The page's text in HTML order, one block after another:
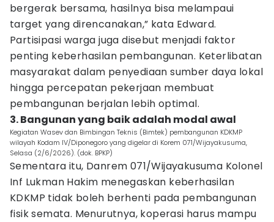
bergerak bersama, hasilnya bisa melampaui
target yang direncanakan,” kata Edward.
Partisipasi warga juga disebut menjadi faktor
penting keberhasilan pembangunan. Keterlibatan
masyarakat dalam penyediaan sumber daya lokal
hingga percepatan pekerjaan membuat
pembangunan berjalan lebih optimal.
3. Bangunan yang baik adalah modal awal
Kegiatan Wasev dan Bimbingan Teknis (Bimtek) pembangunan KDKMP
wilayah Kodam IV/Diponegoro yang digelar di Korem 071/Wijayakusuma,
Selasa (2/6/2026). (dok. BPKP)
Sementara itu, Danrem 071/Wijayakusuma Kolonel
Inf Lukman Hakim menegaskan keberhasilan
KDKMP tidak boleh berhenti pada pembangunan
fisik semata. Menurutnya, koperasi harus mampu